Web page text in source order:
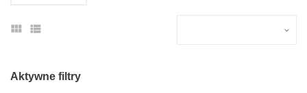
Aktywne filtry